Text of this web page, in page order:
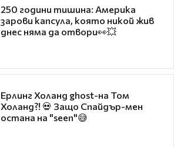
250 години тишина: Америка
зарови капсула, която никой жив
днес няма да отвори👀💥
Ерлинг Холанд ghost-на Том
Холанд?! 💀 Защо Спайдър-мен
остана на "seen"😅